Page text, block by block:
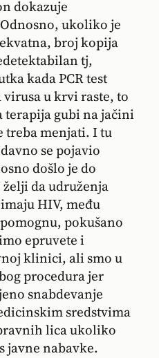
dokazuje
ukoliko je
broj kopija
tj,
kada PCR test
u krvi raste, to
terapija gubi na jačini
treba menjati. I tu
se pojavio
došlo je do
želji da udruženja
HIV, među
pokušano
epruvete i
klinici, ali smo u
procedura jer
snabdevanje
sredstvima
lica ukoliko
javne nabavke.